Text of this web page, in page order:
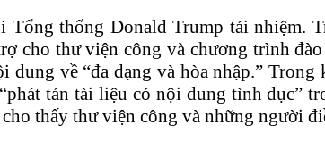
Tổng thống Donald Trump tái nhiệm.
cho thư viện công và chương trình
dung về “đa dạng và hòa nhập.”
tán tài liệu có nội dung tình dục”
thấy thư viện công và những người